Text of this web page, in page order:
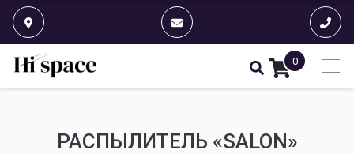
0
РАСПЫЛИТЕЛЬ «SALON»